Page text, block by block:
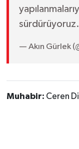
— Akın Gürlek
Muhabir: Ceren